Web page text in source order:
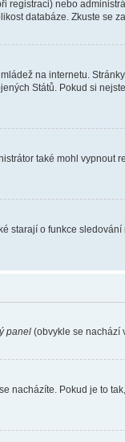
nebo
databáze. Zkuste se
na internetu.
Států. Pokud si
také mohl
starají o funkce
panel (obvykle se nachází
Pokud je to